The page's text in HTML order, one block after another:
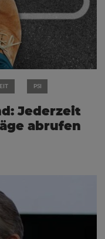
PSI
Jederzeit
abrufen